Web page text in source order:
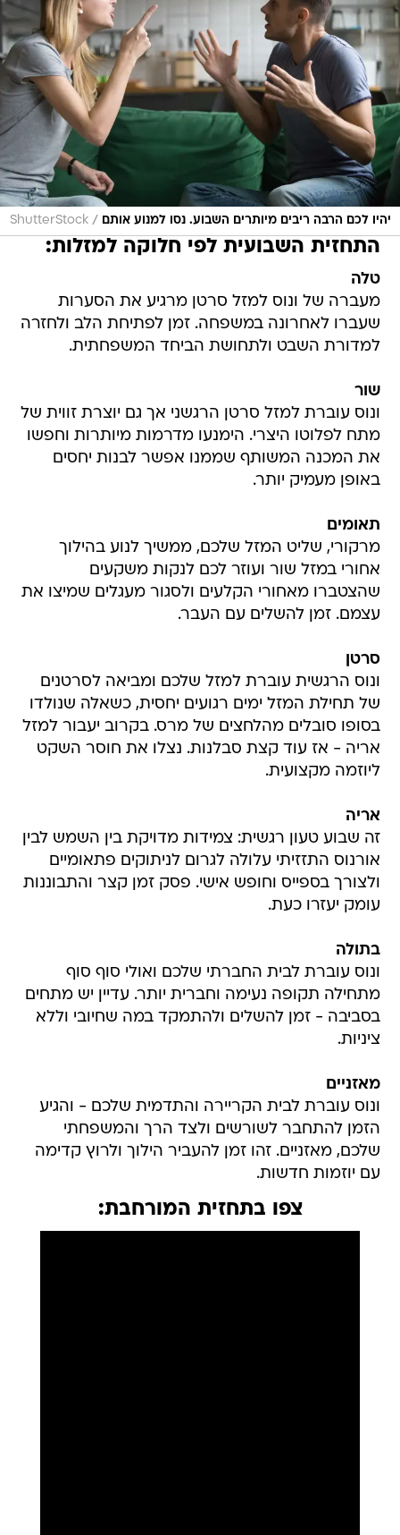
יהיו לכם הרבה ריבים מיותרים השבוע. נסו למנוע אותם /
ShutterStock
התחזית השבועית לפי חלוקה למזלות:
טלה
מעברה של ונוס למזל סרטן מרגיע את הסערות
שעברו לאחרונה במשפחה. זמן לפתיחת הלב ולחזרה
למדורת השבט ולתחושת הביחד המשפחתית.
שור
ונוס עוברת למזל סרטן הרגשני אך גם יוצרת זווית של
מתח לפלוטו היצרי. הימנעו מדרמות מיותרות וחפשו
את המכנה המשותף שממנו אפשר לבנות יחסים
באופן מעמיק יותר.
תאומים
מרקורי, שליט המזל שלכם, ממשיך לנוע בהילוך
אחורי במזל שור ועוזר לכם לנקות משקעים
שהצטברו מאחורי הקלעים ולסגור מעגלים שמיצו את
עצמם. זמן להשלים עם העבר.
סרטן
ונוס הרגשית עוברת למזל שלכם ומביאה לסרטנים
של תחילת המזל ימים רגועים יחסית, כשאלה שנולדו
בסופו סובלים מהלחצים של מרס. בקרוב יעבור למזל
אריה - אז עוד קצת סבלנות. נצלו את חוסר השקט
ליוזמה מקצועית.
אריה
זה שבוע טעון רגשית: צמידות מדויקת בין השמש לבין
אורנוס התזזיתי עלולה לגרום לניתוקים פתאומיים
ולצורך בספייס וחופש אישי. פסק זמן קצר והתבוננות
עומק יעזרו כעת.
בתולה
ונוס עוברת לבית החברתי שלכם ואולי סוף סוף
מתחילה תקופה נעימה וחברית יותר. עדיין יש מתחים
בסביבה - זמן להשלים ולהתמקד במה שחיובי וללא
ציניות.
מאזניים
ונוס עוברת לבית הקריירה והתדמית שלכם - והגיע
הזמן להתחבר לשורשים ולצד הרך והמשפחתי
שלכם, מאזניים. זהו זמן להעביר הילוך ולרוץ קדימה
עם יוזמות חדשות.
צפו בתחזית המורחבת: